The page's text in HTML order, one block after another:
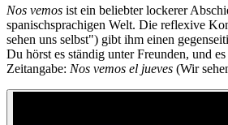
Nos vemos ist ein beliebter lockerer
spanischsprachigen Welt. Die reflexive
sehen uns selbst") gibt ihm einen
Du hörst es ständig unter Freunden, und
Zeitangabe: Nos vemos el jueves (Wir